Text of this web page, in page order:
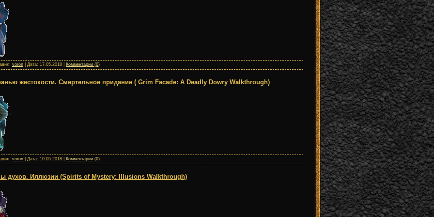
voron | Дата: 17.05.2018 Комментарии (0)
жестокости. Смертельное придание ( Grim Facade: A Deadly Dowry Walkthrough)
voron | Дата: 10.05.2018 Комментарии (0)
духов. Иллюзии (Spirits of Mystery: Illusions Walkthrough)